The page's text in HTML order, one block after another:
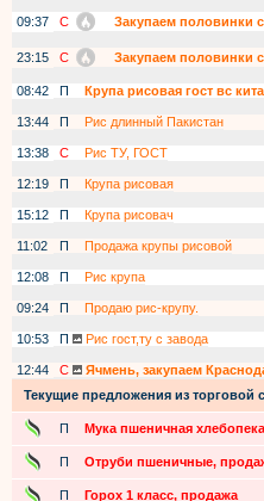
09:37
С
Закупаем половинки
23:15
С
Закупаем половинки
08:42
П Крупа рисовая гост вс
13:44
П Рис длинный Пакистан
13:38
С
Рис ТУ, ГОСТ
12:19
П
Крупа рисовая
15:12
П
Крупа рисовач
11:02
П
Продажа крупы рисовой
12:08
П
Рис крупа
09:24
П
Продаю рис-крупу.
10:53
П
Рис гост,ту с завода
12:44
С Ячмень, закупаем
Текущие предложения из торговой
П Мука пшеничная
П Отруби пшеничные,
П Горох 1 класс, продажа